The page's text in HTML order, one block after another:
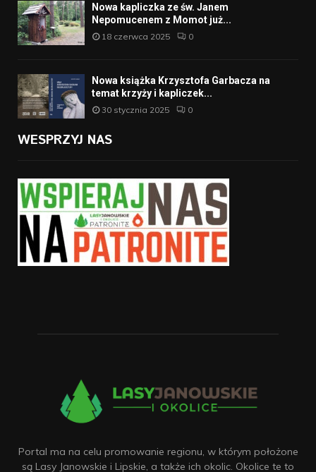
Nowa kapliczka ze św. Janem
Nepomucenem z Momot już...
18 czerwca 2025 0
Nowa książka Krzysztofa Garbacza na
temat krzyży i kapliczek...
30 stycznia 2025 0
WESPRZYJ NAS
Portal ma na celu promowanie regionu, w którym położone
są Lasy Janowskie i Lipskie, a także ich okolic. Okolice te to